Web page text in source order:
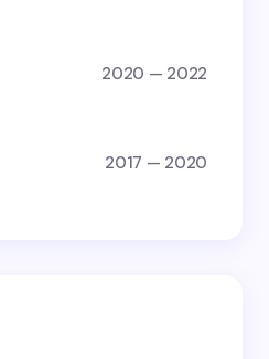
2020 — 2022
2017 — 2020